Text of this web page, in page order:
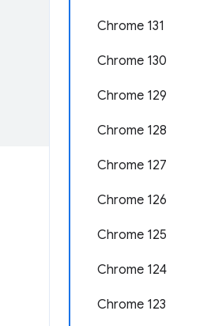
Chrome 131
Chrome 130
Chrome 129
Chrome 128
Chrome 127
Chrome 126
Chrome 125
Chrome 124
Chrome 123